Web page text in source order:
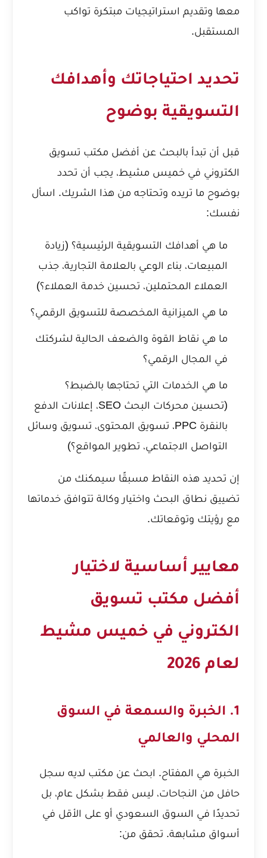
معها وتقديم استراتيجيات مبتكرة تواكب
المستقبل.
تحديد احتياجاتك وأهدافك
التسويقية بوضوح
قبل أن تبدأ بالبحث عن أفضل مكتب تسويق
الكتروني في خميس مشيط، يجب أن تحدد
بوضوح ما تريده وتحتاجه من هذا الشريك. اسأل
نفسك:
ما هي أهدافك التسويقية الرئيسية؟ (زيادة
المبيعات، بناء الوعي بالعلامة التجارية، جذب
العملاء المحتملين، تحسين خدمة العملاء؟)
ما هي الميزانية المخصصة للتسويق الرقمي؟
ما هي نقاط القوة والضعف الحالية لشركتك
في المجال الرقمي؟
ما هي الخدمات التي تحتاجها بالضبط؟
(تحسين محركات البحث SEO، إعلانات الدفع
بالنقرة PPC، تسويق المحتوى، تسويق وسائل
التواصل الاجتماعي، تطوير المواقع؟)
إن تحديد هذه النقاط مسبقًا سيمكنك من
تضييق نطاق البحث واختيار وكالة تتوافق خدماتها
مع رؤيتك وتوقعاتك.
معايير أساسية لاختيار
أفضل مكتب تسويق
الكتروني في خميس مشيط
لعام 2026
1. الخبرة والسمعة في السوق
المحلي والعالمي
الخبرة هي المفتاح. ابحث عن مكتب لديه سجل
حافل من النجاحات، ليس فقط بشكل عام، بل
تحديدًا في السوق السعودي أو على الأقل في
أسواق مشابهة. تحقق من: